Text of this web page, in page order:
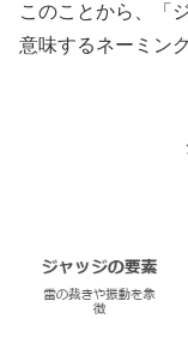
このことから、「
意味するネーミン